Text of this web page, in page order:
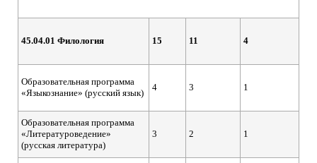
45.04.01 Филология 15 11 4
Образовательная программа
«Языкознание» (русский язык)
4 3 1
Образовательная программа
«Литературоведение»
(русская литература)
3 2 1